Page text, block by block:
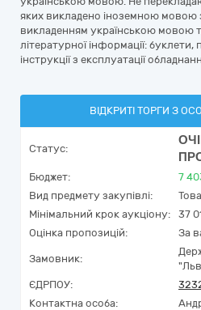
яких викладено іноземною мовою
викладенням українською мовою
літературної інформації:
інструкції з експлуатації
ВІДКРИТІ ТОРГИ З
Статус:
Бюджет: 7
Вид предмету закупівлі:
Мінімальний крок аукціону:
37
Оцінка пропозицій:
За
Замовник:
ЄДРПОУ:
Контактна особа: